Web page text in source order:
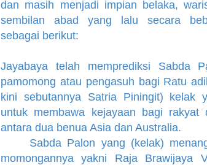
dan masih menjadi impian belaka,
sembilan abad yang lalu secara
sebagai berikut:
Jayabaya telah memprediksi Sabda
pamomong atau pengasuh bagi Ratu
kini sebutannya Satria Piningit) kelak
untuk membawa kejayaan bagi
antara dua benua Asia dan Australia.
Sabda Palon yang (kelak)
momongannya yakni Raja Brawijaya